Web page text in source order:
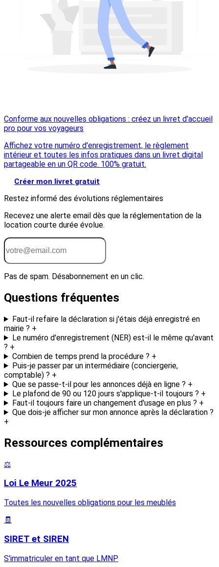
Conforme aux nouvelles obligations : créez un livret d'accueil
pro pour vos voyageurs
Affichez votre numéro d'enregistrement, le règlement
intérieur et toutes les infos pratiques dans un livret digital
partageable en un QR code. 100% gratuit.
Créer mon livret gratuit
Restez informé des évolutions réglementaires
Recevez une alerte email dès que la réglementation de la
location courte durée évolue.
Pas de spam. Désabonnement en un clic.
Questions fréquentes
Faut-il refaire la déclaration si j'étais déjà enregistré en
mairie ? +
Le numéro d'enregistrement (NER) est-il le même qu'avant
? +
Combien de temps prend la procédure ? +
Puis-je passer par un intermédiaire (conciergerie,
comptable) ? +
Que se passe-t-il pour les annonces déjà en ligne ? +
Le plafond de 90 ou 120 jours s'applique-t-il toujours ? +
Faut-il toujours faire un changement d'usage en plus ? +
Que dois-je afficher sur mon annonce après la déclaration ?
+
Ressources complémentaires
⚖️
Loi Le Meur 2025
Toutes les nouvelles obligations pour les meublés
🧾
SIRET et SIREN
S'immatriculer en tant que LMNP